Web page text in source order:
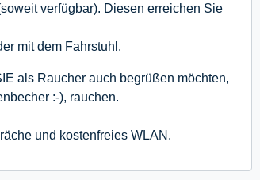
verfügbar). Diesen erreichen Sie
mit dem Fahrstuhl.
als Raucher auch begrüßen möchten,
:-), rauchen.
und kostenfreies WLAN.